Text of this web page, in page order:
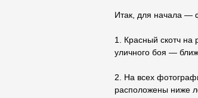
Итак, для начала —
1. Красный скотч на
уличного боя —
2. На всех
расположены ниже